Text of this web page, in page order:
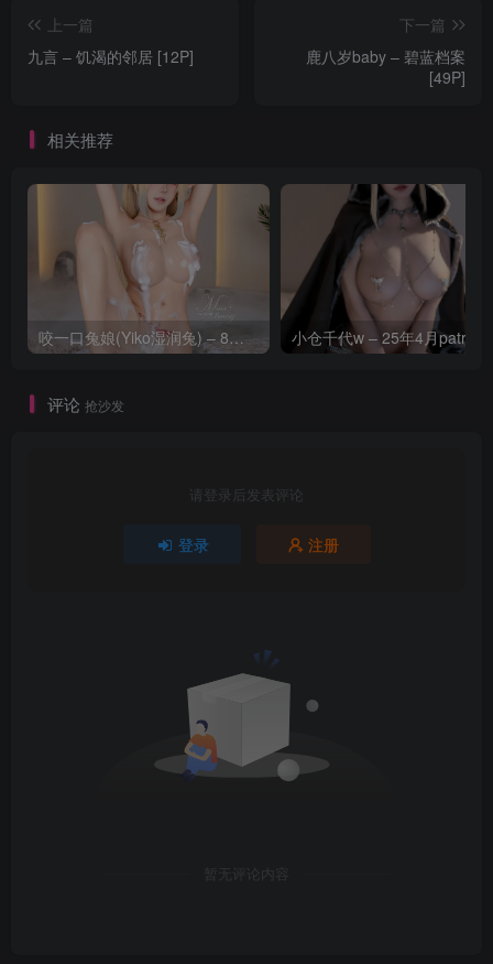
上一篇
九言 – 饥渴的邻居 [12P]
下一篇
鹿八岁baby – 碧蓝档案
[49P]
相关推荐
咬一口兔娘(Yiko湿润兔) – 8月 鸣潮-芙露德莉斯 [63P]
评论 抢沙发
请登录后发表评论
登录 注册
暂无评论内容